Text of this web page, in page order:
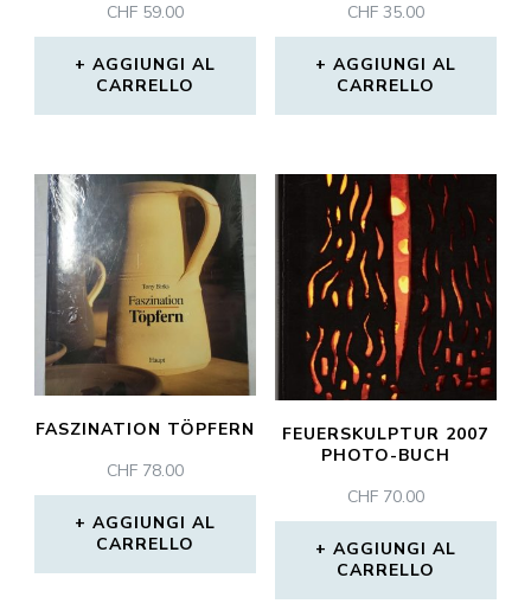
CHF 59.00
AGGIUNGI AL
CARRELLO
CHF35.00
AGGIUNGI AL
CARRELLO
FASZINATION TÖPFERN
CHF 78.00
AGGIUNGI AL
CARRELLO
FEUERSKULPTUR 2007
PHOTO-BUCH
CHF70.00
AGGIUNGI AL
CARRELLO